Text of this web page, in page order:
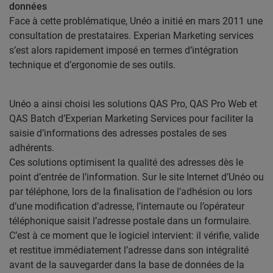
données
Face à cette problématique, Unéo a initié en mars 2011 une
consultation de prestataires. Experian Marketing services
s’est alors rapidement imposé en termes d’intégration
technique et d’ergonomie de ses outils.
Unéo a ainsi choisi les solutions QAS Pro, QAS Pro Web et
QAS Batch d’Experian Marketing Services pour faciliter la
saisie d’informations des adresses postales de ses
adhérents.
Ces solutions optimisent la qualité des adresses dès le
point d’entrée de l’information. Sur le site Internet d’Unéo ou
par téléphone, lors de la finalisation de l’adhésion ou lors
d’une modification d’adresse, l’internaute ou l’opérateur
téléphonique saisit l’adresse postale dans un formulaire.
C’est à ce moment que le logiciel intervient: il vérifie, valide
et restitue immédiatement l’adresse dans son intégralité
avant de la sauvegarder dans la base de données de la